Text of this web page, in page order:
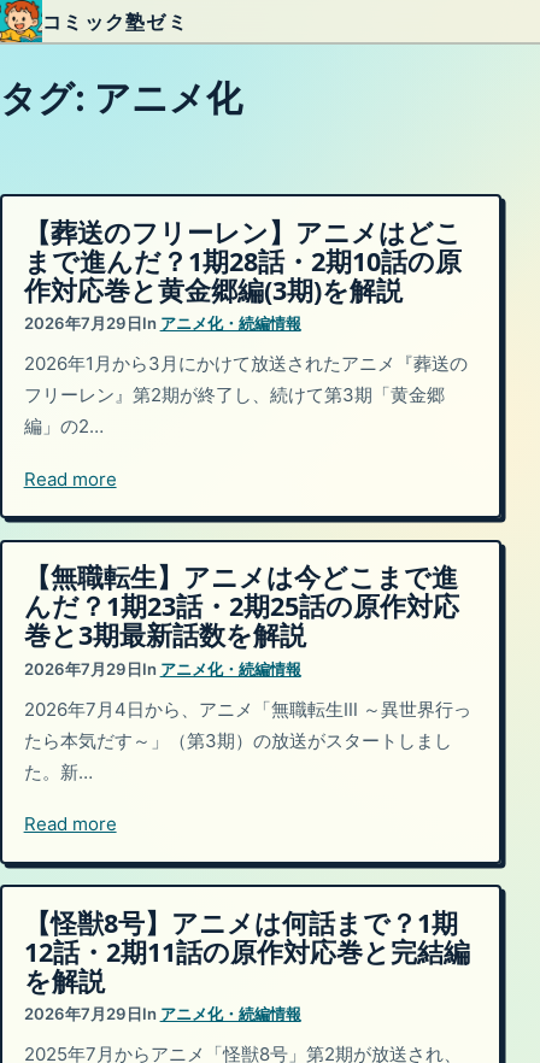
内容をスキップ
コミック塾ゼミ
タグ: アニメ化
【葬送のフリーレン】アニメはどこ
まで進んだ？1期28話・2期10話の原
作対応巻と黄金郷編(3期)を解説
2026年7月29日In アニメ化・続編情報
2026年1月から3月にかけて放送されたアニメ『葬送の
フリーレン』第2期が終了し、続けて第3期「黄金郷
編」の2…
Read more
【無職転生】アニメは今どこまで進
んだ？1期23話・2期25話の原作対応
巻と3期最新話数を解説
2026年7月29日In アニメ化・続編情報
2026年7月4日から、アニメ「無職転生Ⅲ ～異世界行っ
たら本気だす～」（第3期）の放送がスタートしまし
た。新…
Read more
【怪獣8号】アニメは何話まで？1期
12話・2期11話の原作対応巻と完結編
を解説
2026年7月29日In アニメ化・続編情報
2025年7月からアニメ「怪獣8号」第2期が放送され、